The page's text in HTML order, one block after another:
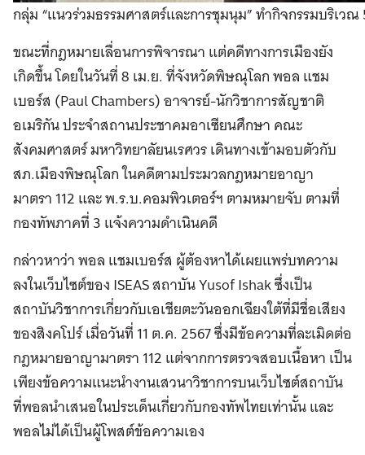
กลุ่ม “แนวร่วมธรรมศาสตร์และการชุมนุม” ทำกิจกรรมบริเว
ขณะที่กฎหมายเลื่อนการพิจารณา แต่คดีทางการเมืองยัง
เกิดขึ้น โดยในวันที่ 8 เม.ย. ที่จังหวัดพิษณุโลก พอล แชม
เบอร์ส (Paul Chambers) อาจารย์-นักวิชาการสัญชาติ
อเมริกัน ประจำสถานประชาคมอาเซียนศึกษา คณะ
สังคมศาสตร์ มหาวิทยาลัยนเรศวร เดินทางเข้ามอบตัวกับ
สภ.เมืองพิษณุโลก ในคดีตามประมวลกฎหมายอาญา
มาตรา 112 และ พ.ร.บ.คอมพิวเตอร์ฯ ตามหมายจับ ตามที่
กองทัพภาคที่ 3 แจ้งความดำเนินคดี
กล่าวหาว่า พอล แชมเบอร์ส ผู้ต้องหาได้เผยแพร่บทความ
ลงในเว็บไซต์ของ ISEAS สถาบัน Yusof Ishak ซึ่งเป็น
สถาบันวิชาการเกี่ยวกับเอเชียตะวันออกเฉียงใต้ที่มีชื่อเสียง
ของสิงคโปร์ เมื่อวันที่ 11 ต.ค. 2567 ซึ่งมีข้อความที่ละเมิดต่อ
กฎหมายอาญามาตรา 112 แต่จากการตรวจสอบเนื้อหา เป็น
เพียงข้อความแนะนำงานเสวนาวิชาการบนเว็บไซต์สถาบัน
ที่พอลนำเสนอในประเด็นเกี่ยวกับกองทัพไทยเท่านั้น และ
พอลไม่ได้เป็นผู้โพสต์ข้อความเอง